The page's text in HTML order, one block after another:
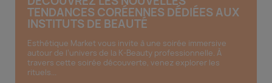
TENDANCES CORÉENNES DÉDIÉES AUX
INSTITUTS DE BEAUTÉ
Esthétique Market vous invite à une soirée immersive
autour de l’univers de la K-Beauty professionnelle. À
travers cette soirée découverte, venez explorer les
rituels...